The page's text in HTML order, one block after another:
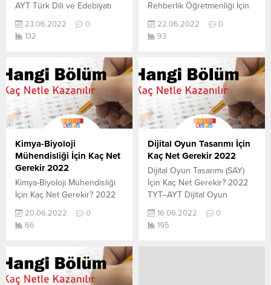
AYT Türk Dili ve Edebiyatı
sorusunun cevabını
aşağıdan öğrenebilirsiniz. Bu
sınavında en son yerleşen
öğrencilerin yapmış olduğu
netlerdir. YÖKATLAS YKS-
TYT Net Sihirbazı, YKS-TYT
Net Sihirbazı. Sayfamızdaki
verilerin tamamı
YÖK tarafından yayınlanmış
olan en son güncel...
23.06.2022
0
132
Rehberlik Öğretmenliği İçin
AYT Psikolojik Danışmanlık
ve Rehberlik Öğretmenliği
sorusunun cevabını
aşağıdan öğrenebilirsiniz. Bu
veriler 2021 TYT-AYT
sınavında en son yerleşen
öğrencilerin yapmış olduğu
netlerdir. YÖKATLAS YKS-
TYT Net Sihirbazı, YKS-TYT
Net Sihirbazı. Sayfamızdaki
verilerin tamamı
YÖK tarafından yayınlanmış
olan en...
22.06.2022
0
93
Kimya-Biyoloji
Mühendisliği İçin Kaç Net
Gerekir 2022
Kimya-Biyoloji Mühendisliği
İçin Kaç Net Gerekir? 2022
Mühendisliği için kaç net
yapmam gerekir sorusunun
öğrenebilirsiniz. Bu veriler
2021 TYT-AYT sınavında en
son yerleşen öğrencilerin
20.06.2022
0
66
Dijital Oyun Tasarımı İçin
Kaç Net Gerekir 2022
Dijital Oyun Tasarımı (SAY)
İçin Kaç Net Gerekir? 2022
TYT–AYT Dijital Oyun
yapmam gerekir sorusunun
cevabını aşağıdan
16.06.2022
0
195